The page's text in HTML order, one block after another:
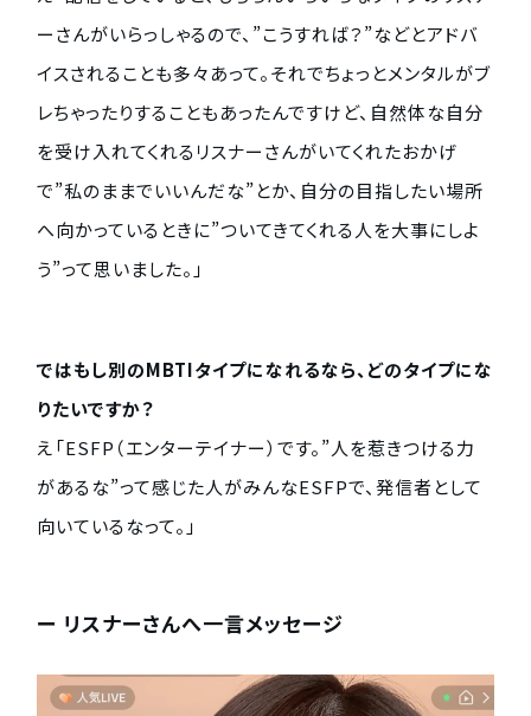
ーさんがいらっしゃるので、”こうすれば？”などとアドバ
イスされることも多々あって。それでちょっとメンタルがブ
レちゃったりすることもあったんですけど、自然体な自分
を受け入れてくれるリスナーさんがいてくれたおかげ
で”私のままでいいんだな”とか、自分の目指したい場所
へ向かっているときに”ついてきてくれる人を大事にしよ
う”って思いました。」
ではもし別のMBTIタイプになれるなら、どのタイプにな
りたいですか？
え「ESFP（エンターテイナー）です。”人を惹きつける力
があるな”って感じた人がみんなESFPで、発信者として
向いているなって。」
ー リスナーさんへ一言メッセージ